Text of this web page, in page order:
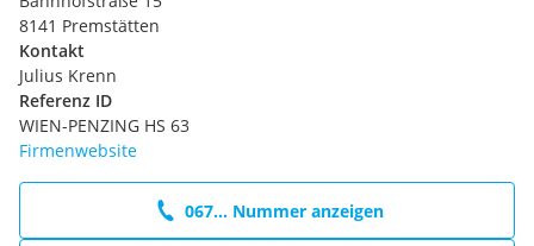
8141 Premstätten
Kontakt
Julius Krenn
Referenz ID
WIEN-PENZING HS 63
Firmenwebsite
067... Nummer anzeigen